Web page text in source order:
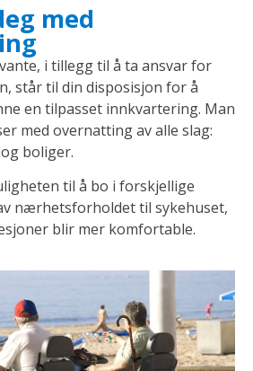
med
i tillegg til å ta ansvar for
står til din disposisjon for å
en tilpasset innkvartering. Man
med overnatting av alle slag:
boliger.
til å bo i forskjellige
nærhetsforholdet til sykehuset,
blir mer komfortable.